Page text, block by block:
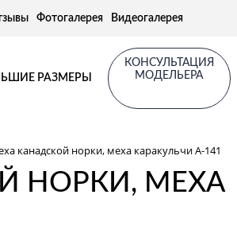
Фотогалерея Видеогалерея
РАЗМЕРЫ
КОНСУЛЬТАЦИЯ
МОДЕЛЬЕРА
канадской норки, меха каракульчи А-141
НОРКИ, МЕХА